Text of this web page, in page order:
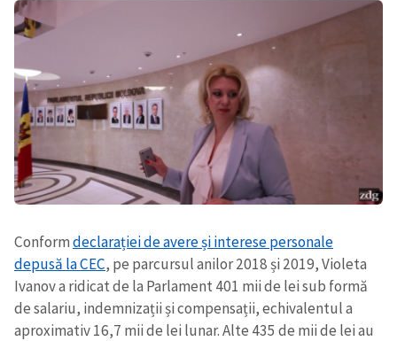
Conformdeclarației de avere și interese personale
depusă la CEC, pe parcursul anilor 2018 și 2019, Violeta
Ivanov a ridicat de la Parlament 401 mii de lei sub formă
de salariu, indemnizații și compensații, echivalentul a
aproximativ 16,7 mii de lei lunar. Alte 435 de mii de lei au